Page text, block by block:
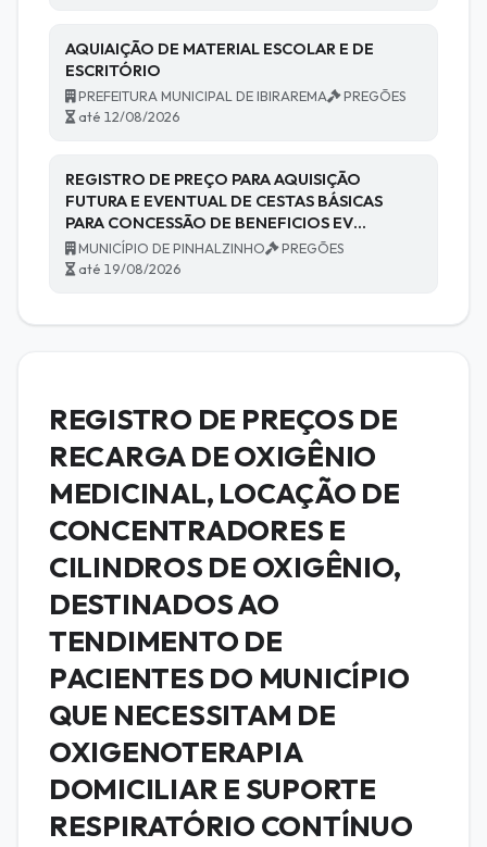
AQUIAIÇÃO DE MATERIAL ESCOLAR E DE
ESCRITÓRIO
PREFEITURA MUNICIPAL DE IBIRAREMA
PREGÕES
até 12/08/2026
REGISTRO DE PREÇO PARA AQUISIÇÃO
FUTURA E EVENTUAL DE CESTAS BÁSICAS
PARA CONCESSÃO DE BENEFICIOS EV…
MUNICÍPIO DE PINHALZINHO
PREGÕES
até 19/08/2026
REGISTRO DE PREÇOS DE
RECARGA DE OXIGÊNIO
MEDICINAL, LOCAÇÃO DE
CONCENTRADORES E
CILINDROS DE OXIGÊNIO,
DESTINADOS AO
TENDIMENTO DE
PACIENTES DO MUNICÍPIO
QUE NECESSITAM DE
OXIGENOTERAPIA
DOMICILIAR E SUPORTE
RESPIRATÓRIO CONTÍNUO